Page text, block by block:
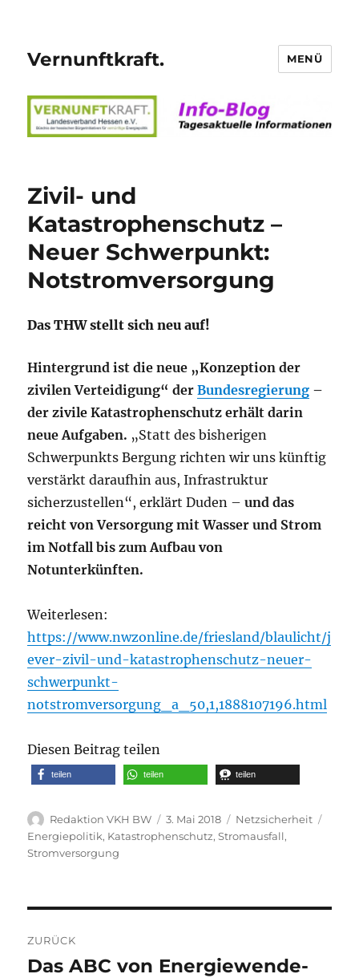
Vernunftkraft. MENÜ
Zivil- und
Katastrophenschutz –
Neuer Schwerpunkt:
Notstromversorgung
Das THW stellt sich neu auf!
Hintergrund ist die neue „Konzeption der
zivilen Verteidigung“ derBundesregierung –
der zivile Katastrophenschutz erhält darin
neue Aufgaben. „Statt des bisherigen
Schwerpunkts Bergung richten wir uns künftig
verstärkt daraufhin aus, Infrastruktur
sicherzustellen“, erklärt Duden –und das
reicht von Versorgung mit Wasser und Strom
im Notfall bis zum Aufbau von
Notunterkünften.
Weiterlesen:
https://www.nwzonline.de/friesland/blaulicht/j
ever-zivil-und-katastrophenschutz-neuer-
schwerpunkt-
notstromversorgung_a_50,1,1888107196.html
Diesen Beitrag teilen
teilen teilen teilen
Autor
Redaktion VKH BW
Veröffentlicht
am
3. Mai 2018 Kategorien
Netzsicherheit
Energiepolitik, Katastrophenschutz,Stromausfall,
Stromversorgung
ZURÜCK
Vorheriger
Das ABC von Energiewende-